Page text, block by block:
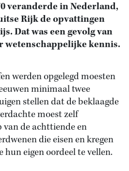
veranderde in Nederland,
Rijk de opvattingen
Dat was een gevolg van
wetenschappelijke kennis.
werden opgelegd moesten
minimaal twee
stellen dat de beklaagde
moest zelf
van de achttiende en
die eisen en kregen
eigen oordeel te vellen.